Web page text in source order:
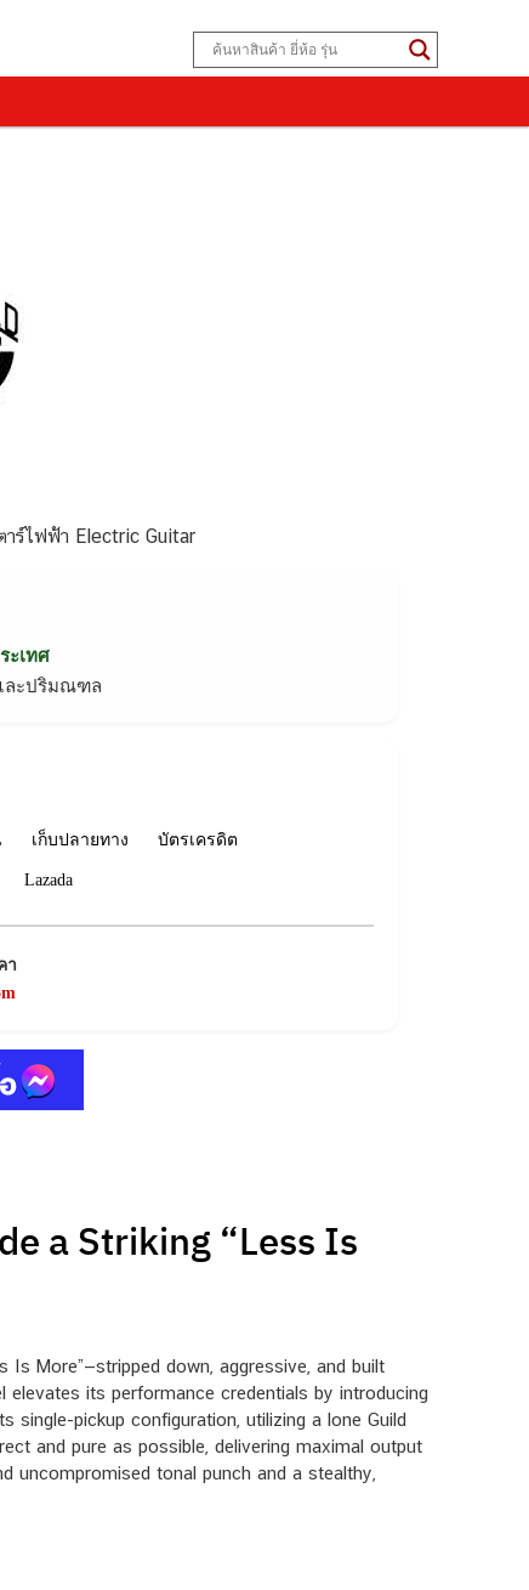
ร์ไฟฟ้า Electric Guitar
ะเทศ
ละปริมณฑล
เก็บปลายทาง บัตรเครดิต
Lazada
า
a Striking “Less Is
More”—stripped down, aggressive, and built
its performance credentials by introducing
pickup configuration, utilizing a lone Guild
and pure as possible, delivering maximal output
uncompromised tonal punch and a stealthy,